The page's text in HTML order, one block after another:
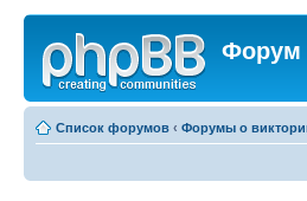
Форум
Список форумов ‹ Форумы о